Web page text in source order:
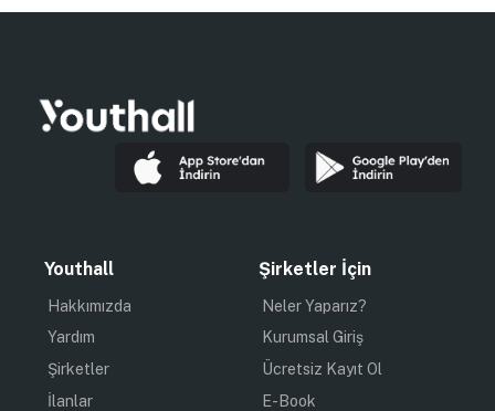
Youthall
Hakkımızda
Yardım
Şirketler
İlanlar
Şirketler İçin
Neler Yaparız?
Kurumsal Giriş
Ücretsiz Kayıt Ol
E-Book